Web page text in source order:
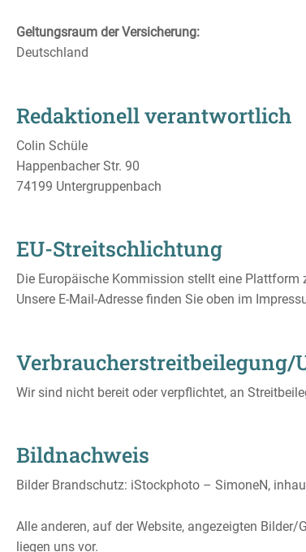
Geltungsraum der Versicherung:
Deutschland
Redaktionell verantwortlich
Colin Schüle
Happenbacher Str. 90
74199 Untergruppenbach
EU-Streitschlichtung
Die Europäische Kommission stellt eine Plattform
Unsere E-Mail-Adresse finden Sie oben im
Wir sind nicht bereit oder verpflichtet, an
Bildnachweis
Bilder Brandschutz: iStockphoto – SimoneN,
Alle anderen, auf der Website, angezeigten
liegen uns vor.